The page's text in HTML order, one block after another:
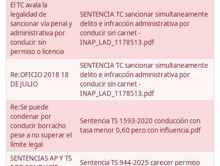
El TC avala la
legalidad de
sancionar vía penal y
administrativa por
conducir sin
permiso o licencia
SENTENCIA TC sancionar simultaneamente
delito e infracción administrativa por
conducir sin carnet -
INAP_LAD_1178513.pdf
Re:OFICIO 2018 18
DE JULIO
SENTENCIA TC sancionar simultaneamente
delito e infracción administrativa por
conducir sin carnet -
INAP_LAD_1178513.pdf
Re:Se puede
condenar por
conducir borracho
pese a no superar el
límite legal
Sentencia TS 1593-2020 conducción con
tasa menor 0,60 pero con influencia.pdf
SENTENCIAS AP Y TS
Sentencia TS 944-2025 carecer permiso